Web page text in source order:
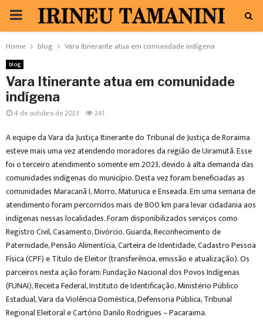
PRIMARY
MENU
Home blog Vara Itinerante atua em comunidade indígena
blog
Vara Itinerante atua em comunidade
indígena
4 de outubro de 2023 241
A equipe da Vara da Justiça Itinerante do Tribunal de Justiça de Roraima
esteve mais uma vez atendendo moradores da região de Uiramutã. Esse
foi o terceiro atendimento somente em 2023, devido à alta demanda das
comunidades indígenas do município. Desta vez foram beneficiadas as
comunidades Maracanã I, Morro, Maturuca e Enseada. Em uma semana de
atendimento foram percorridos mais de 800 km para levar cidadania aos
indígenas nessas localidades. Foram disponibilizados serviços como
Registro Civil, Casamento, Divórcio, Guarda, Reconhecimento de
Paternidade, Pensão Alimentícia, Carteira de Identidade, Cadastro Pessoa
Física (CPF) e Título de Eleitor (transferência, emissão e atualização). Os
parceiros nesta ação foram: Fundação Nacional dos Povos Indígenas
(FUNAI), Receita Federal, Instituto de Identificação, Ministério Público
Estadual, Vara da Violência Doméstica, Defensoria Pública, Tribunal
Regional Eleitoral e Cartório Danilo Rodrigues – Pacaraima.